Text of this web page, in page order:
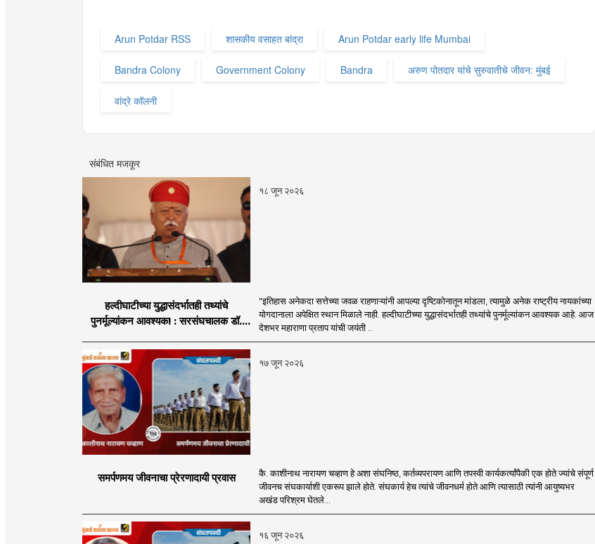
Arun Potdar RSS शासकीय वसाहत बांद्रा Arun Potdar early life Mumbai
Bandra Colony Government Colony Bandra अरुण पोतदार यांचे सुरुवातीचे जीवन: मुंबई
वांद्रे कॉलनी
संबंधित मजकूर
१८ जून २०२६
हल्दीघाटीच्या युद्धासंदर्भातही तथ्यांचे
पुनर्मूल्यांकन आवश्यक! : सरसंघचालक डॉ.
"इतिहास अनेकदा सत्तेच्या जवळ राहणाऱ्यांनी आपल्या दृष्टिकोनातून मांडला, त्यामुळे अनेक राष्ट्रीय नायकांच्या
योगदानाला अपेक्षित स्थान मिळाले नाही. हल्दीघाटीच्या युद्धासंदर्भातही तथ्यांचे पुनर्मूल्यांकन आवश्यक आहे. आज
देशभर महाराणा प्रताप यांची जयंती ..
१७ जून २०२६
समर्पणमय जीवनाचा प्रेरणादायी प्रवास
कै. काशीनाथ नारायण चव्हाण हे अशा संघनिष्ठ, कर्तव्यपरायण आणि तपस्वी कार्यकर्त्यांपैकी एक होते ज्यांचे संपूर्ण
जीवनच संघकार्याशी एकरूप झाले होते. संघकार्य हेच त्यांचे जीवनधर्म होते आणि त्यासाठी त्यांनी आयुष्यभर
अखंड परिश्रम घेतले...
१६ जून २०२६